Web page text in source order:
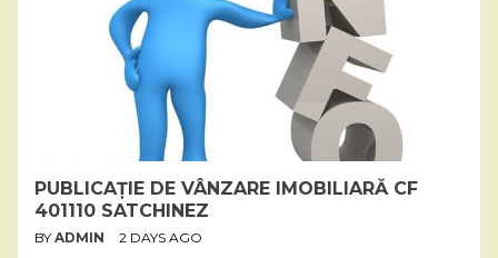
PUBLICAȚIE DE VÂNZARE IMOBILIARĂ CF
401110 SATCHINEZ
BY ADMIN 2 DAYS AGO